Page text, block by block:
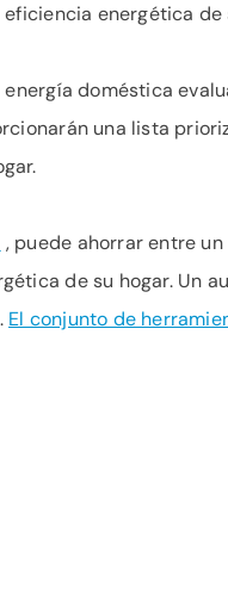
energética
doméstica
una lista
, puede ahorrar entre
de su hogar. Un
El conjunto de